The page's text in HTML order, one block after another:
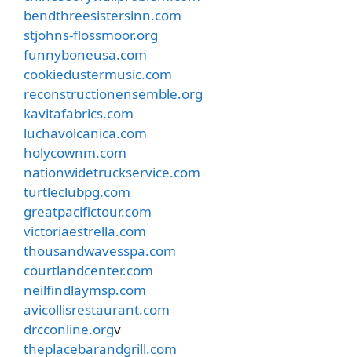
bendthreesistersinn.com
stjohns-flossmoor.org
funnyboneusa.com
cookiedustermusic.com
reconstructionensemble.org
kavitafabrics.com
luchavolcanica.com
holycownm.com
nationwidetruckservice.com
turtleclubpg.com
greatpacifictour.com
victoriaestrella.com
thousandwavesspa.com
courtlandcenter.com
neilfindlaymsp.com
avicollisrestaurant.com
drcconline.orgv
theplacebarandgrill.com